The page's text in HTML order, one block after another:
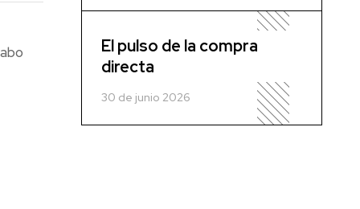
El pulso de la compra
directa
30 de junio 2026